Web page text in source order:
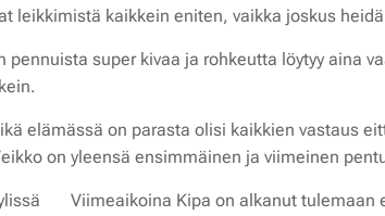
leikkimistä kaikkein eniten, vaikka joskus
super kivaa ja rohkeutta löytyy aina
elämässä on parasta olisi kaikkien vastaus
on yleensä ensimmäinen ja viimeinen
❤️ Viimeaikoina Kipa on alkanut tulemaan